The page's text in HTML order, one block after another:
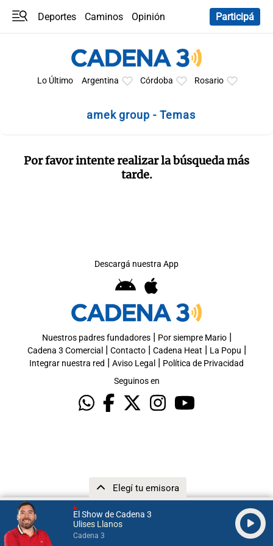
El Show de Cadena 3
Ulises Llanos
Cadena 3
Elegí tu emisora
Deportes Caminos
Opinión
Participá
Lo Último Argentina Córdoba Rosario
amek group - Temas
Por favor intente realizar la búsqueda más
tarde.
Descargá nuestra App
Nuestros padres fundadores| Por siempre Mario|
Cadena 3 Comercial | Contacto| Cadena Heat | La Popu |
Integrar nuestra red | Aviso Legal | Política de Privacidad
Seguinos en